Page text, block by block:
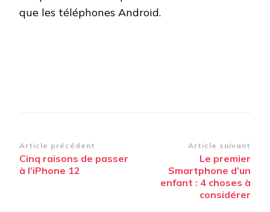
que les téléphones Android.
Navigation
d’article
Article précédent
Cinq raisons de passer
à l’iPhone 12
Article suivant
Le premier
Smartphone d’un
enfant : 4 choses à
considérer